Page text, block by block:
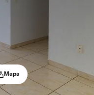
Mapa